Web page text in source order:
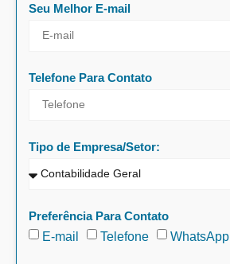
Seu Melhor E-mail
Telefone Para Contato
Tipo de Empresa/Setor:
Preferência Para Contato
E-mail
Telefone WhatsApp